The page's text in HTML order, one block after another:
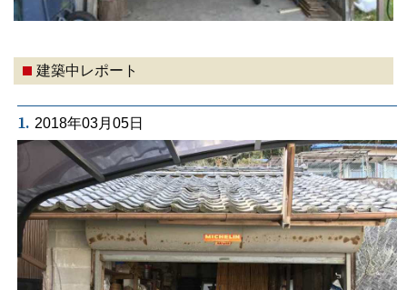
建築中レポート
1. 2018年03月05日